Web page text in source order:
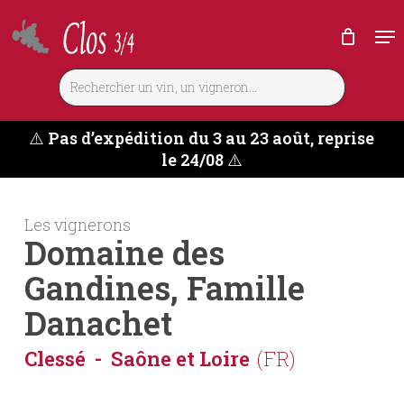
to
main
⚠️ Pas d’expédition du 3 au 23 août, reprise
le 24/08⚠️
Les vignerons
Domaine des
Gandines, Famille
Danachet
Clessé Saône et Loire (FR)